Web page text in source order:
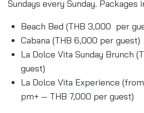
Sundays every Sunday. Packages
Beach Bed (THB 3,000 per
Cabana (THB 6,000 per guest)
La Dolce Vita Sunday Brunch
guest)
La Dolce Vita Experience
pm+ — THB 7,000 per guest)